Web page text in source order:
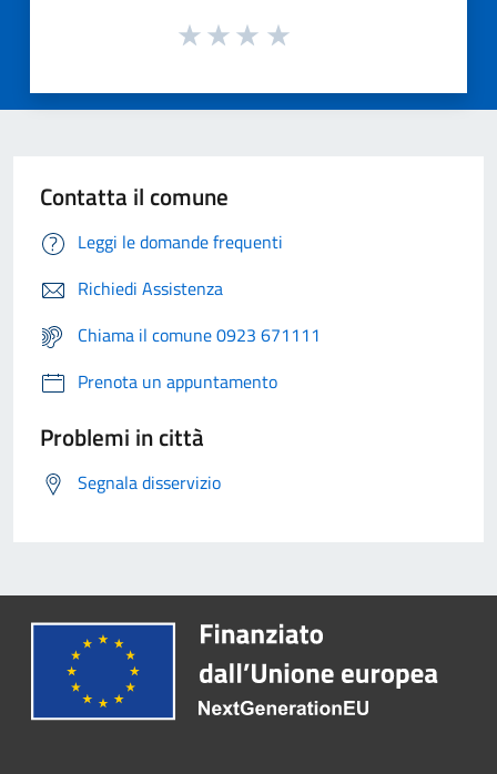
Contatta il comune
Leggi le domande frequenti
Richiedi Assistenza
Chiama il comune 0923 671111
Prenota un appuntamento
Problemi in città
Segnala disservizio